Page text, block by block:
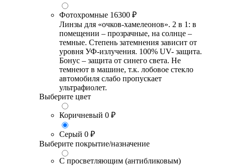
Фотохромные 16300 ₽
Линзы для «очков-хамелеонов». 2 в 1: в
помещении – прозрачные, на солнце –
темные. Степень затемнения зависит от
уровня УФ-излучения. 100% UV- защита.
Бонус – защита от синего света. Не
темнеют в машине, т.к. лобовое стекло
автомобиля слабо пропускает
ультрафиолет.
Выберите цвет
Коричневый 0 ₽
Серый 0 ₽
Выберите покрытие/назначение
С просветляющим (антибликовым)